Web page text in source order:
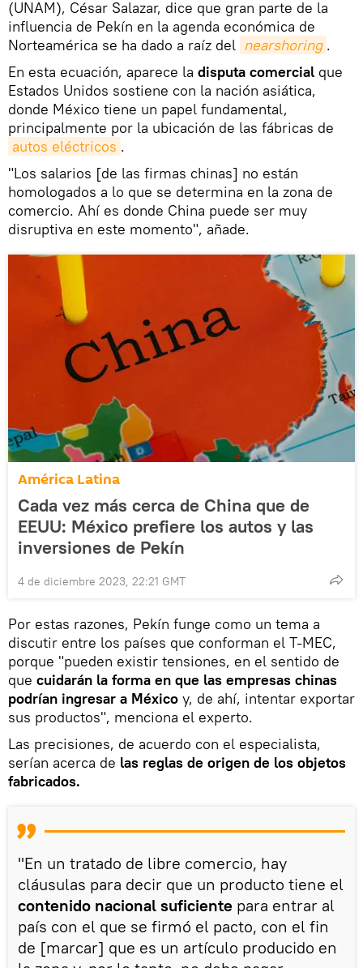
(UNAM), César Salazar, dice que gran parte de la
influencia de Pekín en la agenda económica de
Norteamérica se ha dado a raíz del nearshoring .
En esta ecuación, aparece la disputa comercial que
Estados Unidos sostiene con la nación asiática,
donde México tiene un papel fundamental,
principalmente por la ubicación de las fábricas de
autos eléctricos .
"Los salarios [de las firmas chinas] no están
homologados a lo que se determina en la zona de
comercio. Ahí es donde China puede ser muy
disruptiva en este momento", añade.
América Latina
Cada vez más cerca de China que de
EEUU: México prefiere los autos y las
inversiones de Pekín
4 de diciembre 2023, 22:21 GMT
Por estas razones, Pekín funge como un tema a
discutir entre los países que conforman el T-MEC,
porque "pueden existir tensiones, en el sentido de
que cuidarán la forma en que las empresas chinas
podrían ingresar a México y, de ahí, intentar exportar
sus productos", menciona el experto.
Las precisiones, de acuerdo con el especialista,
serían acerca de las reglas de origen de los objetos
fabricados.
"En un tratado de libre comercio, hay
cláusulas para decir que un producto tiene el
contenido nacional suficiente para entrar al
país con el que se firmó el pacto, con el fin
de [marcar] que es un artículo producido en